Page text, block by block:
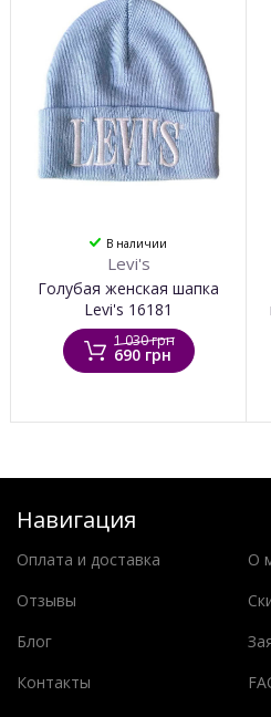
В наличии
Levi's
Голубая женская шапка
Levi's 16181
1 030 грн
690 грн
Навигация
Оплата и доставка
О
Отзывы
Блог
Контакты